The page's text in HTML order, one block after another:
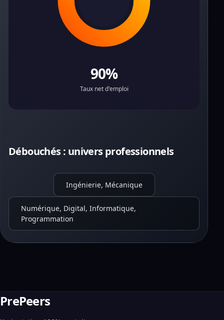
90%
Taux net d'emploi
Débouchés : univers professionnels
Ingénierie, Mécanique
Numérique, Digital, Informatique,
Programmation
PrePeers